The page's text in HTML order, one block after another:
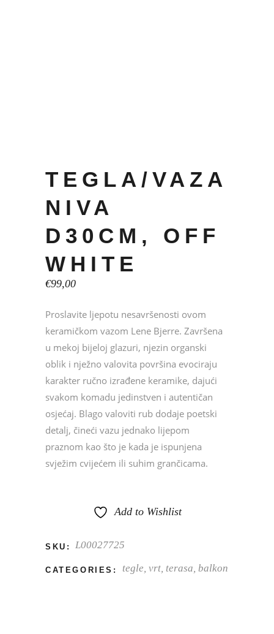
TEGLA/VAZA
NIVA
D30CM, OFF
WHITE
€99,00
Proslavite ljepotu nesavršenosti ovom
keramičkom vazom Lene Bjerre. Završena
u mekoj bijeloj glazuri, njezin organski
oblik i nježno valovita površina evociraju
karakter ručno izrađene keramike, dajući
svakom komadu jedinstven i autentičan
osjećaj. Blago valoviti rub dodaje poetski
detalj, čineći vazu jednako lijepom
praznom kao što je kada je ispunjena
svježim cvijećem ili suhim grančicama.
Add to Wishlist
SKU: L00027725
CATEGORIES: tegle, vrt, terasa, balkon